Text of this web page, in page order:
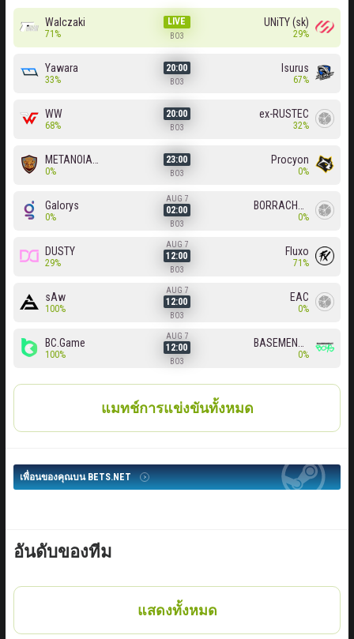
Walczaki
71%
LIVE
BO3
UNiTY (sk)
29%
Yawara
33%
20:00
BO3
Isurus
67%
WW
68%
20:00
BO3
ex-RUSTEC
32%
0%
23:00
BO3
Procyon
0%
Galorys
0%
AUG 7
02:00
BO3
0%
DUSTY
29%
AUG 7
12:00
BO3
Fluxo
71%
sAw
100%
AUG 7
12:00
BO3
EAC
0%
BC.Game
100%
AUG 7
12:00
BO3
0%
แมทช์การแข่งขันทั้งหมด
เพื่อนของคุณบน BETS.NET
อันดับของทีม
แสดงทั้งหมด